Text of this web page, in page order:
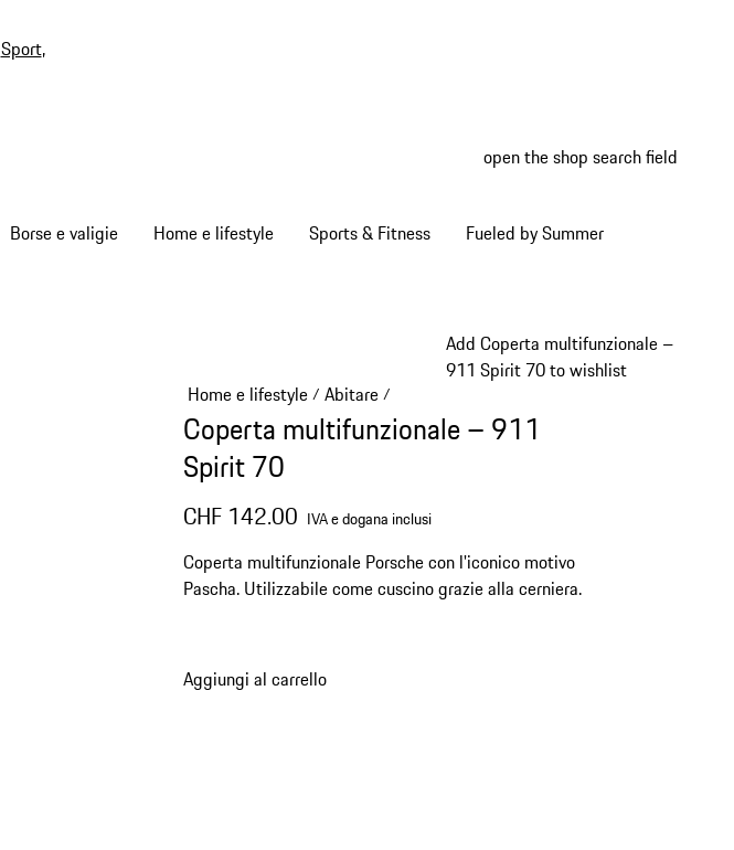
Sport,
open the shop search field
Borse e valigie Home e lifestyle Sports & Fitness Fueled by Summer
Add Coperta multifunzionale –
911 Spirit 70 to wishlist
Home e lifestyle/ Abitare/
Coperta multifunzionale – 911
Spirit 70
CHF 142.00 IVA e dogana inclusi
Coperta multifunzionale Porsche con l'iconico motivo
Pascha. Utilizzabile come cuscino grazie alla cerniera.
Aggiungi al carrello